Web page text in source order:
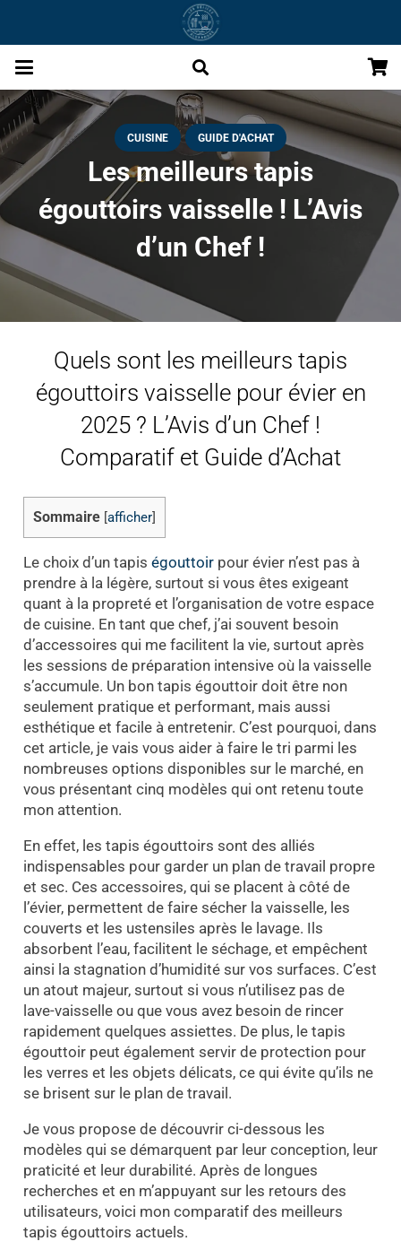
CUISINE GUIDE D'ACHAT
Les meilleurs tapis
égouttoirs vaisselle ! L’Avis
d’un Chef !
Quels sont les meilleurs tapis
égouttoirs vaisselle pour évier en
2025 ? L’Avis d’un Chef !
Comparatif et Guide d’Achat
Sommaire afficher]
Le choix d’un tapis égouttoirpour évier n’est pas à
prendre à la légère, surtout si vous êtes exigeant
quant à la propreté et l’organisation de votre espace
de cuisine. En tant que chef, j’ai souvent besoin
d’accessoires qui me facilitent la vie, surtout après
les sessions de préparation intensive où la vaisselle
s’accumule. Un bon tapis égouttoir doit être non
seulement pratique et performant, mais aussi
esthétique et facile à entretenir. C’est pourquoi, dans
cet article, je vais vous aider à faire le tri parmi les
nombreuses options disponibles sur le marché, en
vous présentant cinq modèles qui ont retenu toute
mon attention.
En effet, les tapis égouttoirs sont des alliés
indispensables pour garder un plan de travail propre
et sec. Ces accessoires, qui se placent à côté de
l’évier, permettent de faire sécher la vaisselle, les
couverts et les ustensiles après le lavage. Ils
absorbent l’eau, facilitent le séchage, et empêchent
ainsi la stagnation d’humidité sur vos surfaces. C’est
un atout majeur, surtout si vous n’utilisez pas de
lave-vaisselle ou que vous avez besoin de rincer
rapidement quelques assiettes. De plus, le tapis
égouttoir peut également servir de protection pour
les verres et les objets délicats, ce qui évite qu’ils ne
se brisent sur le plan de travail.
Je vous propose de découvrir ci-dessous les
modèles qui se démarquent par leur conception, leur
praticité et leur durabilité. Après de longues
recherches et en m’appuyant sur les retours des
utilisateurs, voici mon comparatif des meilleurs
tapis égouttoirs actuels.